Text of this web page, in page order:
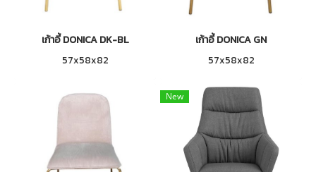
เก้าอี้ DONICA DK-BL
57x58x82
เก้าอี้ DONICA GN
57x58x82
New